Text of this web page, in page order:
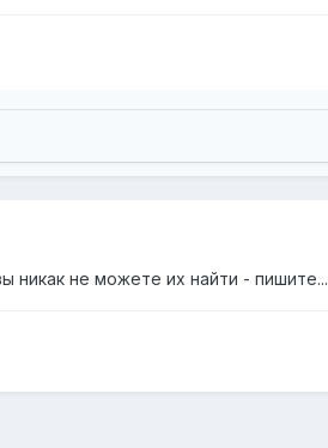
никак не можете их найти - пишите...